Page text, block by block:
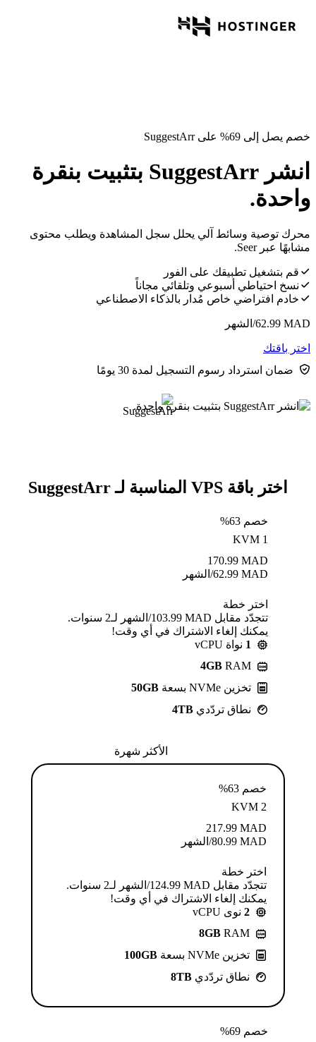
خصم يصل إلى 69% على SuggestArr
انشر SuggestArr بتثبيت بنقرة
واحدة.
محرك توصية وسائط آلي يحلل سجل المشاهدة ويطلب محتوى
مشابهًا عبر Seer.
قم بتشغيل تطبيقك على الفور
نسخ احتياطي أسبوعي وتلقائي مجاناً
خادم افتراضي خاص مُدار بالذكاء الاصطناعي
MAD
62.99/الشهر
اختر باقتك
ضمان استرداد رسوم التسجيل لمدة 30 يومًا
اختر باقة VPS المناسبة لـ SuggestArr
خصم 63%
KVM 1
MAD
170.99
MAD
62.99/الشهر
اختر خطة
تتجدّد مقابل MAD ⁦103.99⁩/الشهر لـ2 سنوات.
يمكنك إلغاء الاشتراك في أي وقت!
1 نواة vCPU
4GB RAM
تخزين NVMe بسعة
50GB
نطاق تردّدي 4TB
الأكثر شهرة
خصم 63%
KVM 2
MAD
217.99
MAD
80.99/الشهر
اختر خطة
تتجدّد مقابل MAD ⁦124.99⁩/الشهر لـ2 سنوات.
يمكنك إلغاء الاشتراك في أي وقت!
2 نوى vCPU
8GB RAM
تخزين NVMe بسعة
100GB
نطاق تردّدي 8TB
خصم 69%